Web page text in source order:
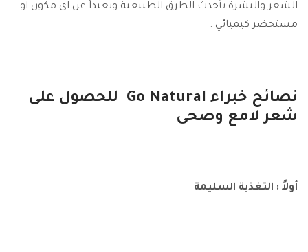
الشعر والبشرة بأحدث الطرق الطبيعية وبعيداً عن اى مكون او
مستحضر كيميائي .
نصائح خبراء Go Natural للحصول على
شعر لامع وصحى
أولاً : التغذية السليمة